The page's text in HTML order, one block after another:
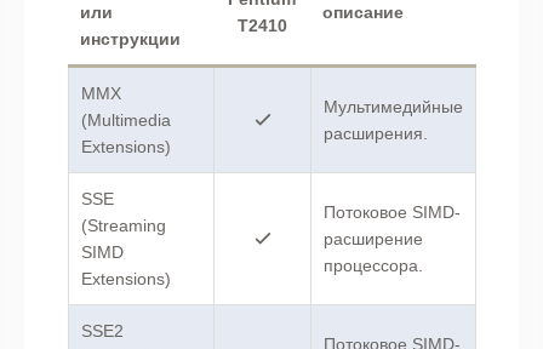
или
инструкции
T2410
описание
MMX
(Multimedia
Extensions)
Мультимедийные
расширения.
SSE
(Streaming
SIMD
Extensions)
Потоковое SIMD-
расширение
процессора.
SSE2
Потоковое SIMD-